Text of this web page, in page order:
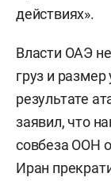
действиях».
Власти ОАЭ
груз и
результате
заявил, что
совбеза ООН
Иран